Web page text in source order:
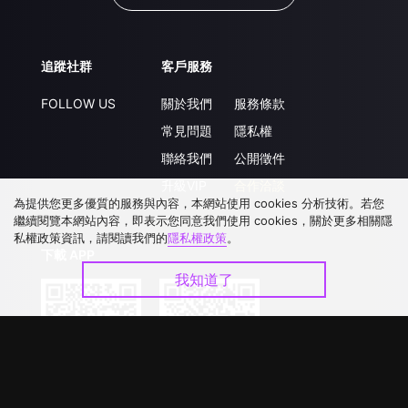
追蹤社群
FOLLOW US
客戶服務
關於我們
常見問題
聯絡我們
服務條款
隱私權
公開徵件
為提供您更多優質的服務與內容，本網站使用 cookies 分析技術。若您
繼續閱覽本網站內容，即表示您同意我們使用 cookies，關於更多相關隱
私權政策資訊，請閱讀我們的隱私權政策。
我知道了